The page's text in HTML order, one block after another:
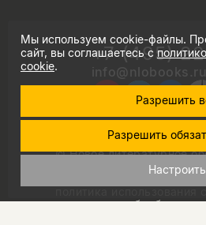
+7 (495)
info@nlobooks.ru
© Новое литературное
правила продажи товаров
политика в области
согласие на обработку
Мы используем cookie-файлы.
сайт, вы соглашаетесь с
cookie.
Разрешить
Разрешить
Настроить